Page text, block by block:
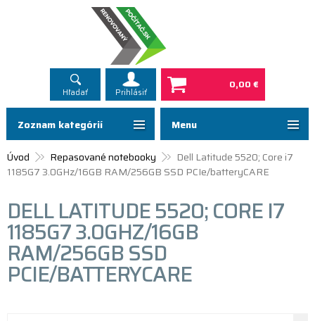
Hľadať Prihlásiť
0,00 €
Menu
Úvod Repasované notebooky
Dell Latitude 5520; Core i7
1185G7 3.0GHz/16GB RAM/256GB SSD PCIe/batteryCARE
DELL LATITUDE 5520; CORE I7
1185G7 3.0GHZ/16GB
RAM/256GB SSD
PCIE/BATTERYCARE
Zoznam kategórií